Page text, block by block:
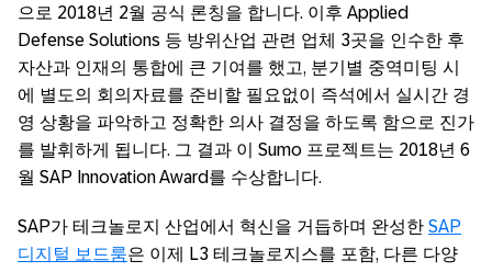
으로 2018년 2월 공식 론칭을 합니다. 이후 Applied
Defense Solutions 등 방위산업 관련 업체 3곳을 인수한 후
자산과 인재의 통합에 큰 기여를 했고, 분기별 중역미팅 시
에 별도의 회의자료를 준비할 필요없이 즉석에서 실시간 경
영 상황을 파악하고 정확한 의사 결정을 하도록 함으로 진가
를 발휘하게 됩니다. 그 결과 이 Sumo 프로젝트는 2018년 6
월 SAP Innovation Award를 수상합니다.
SAP가 테크놀로지 산업에서 혁신을 거듭하며 완성한 SAP
디지털 보드룸은 이제 L3 테크놀로지스를 포함, 다른 다양